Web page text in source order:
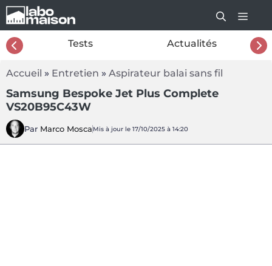
Aller
au
contenu
Tests Actualités
Accueil » Entretien » Aspirateur balai sans fil
Samsung Bespoke Jet Plus Complete
VS20B95C43W
Par Marco Mosca Mis à jour le 17/10/2025 à 14:20